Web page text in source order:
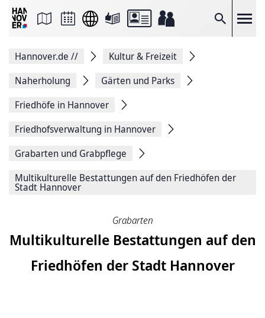
Suche
Seite
Facebook
teilen
Seitenlink
Seite
Hannover.de //
Kultur & Freizeit
Naherholung
Gärten und Parks
Friedhöfe in Hannover
Friedhofsverwaltung in Hannover
Grabarten und Grabpflege
Multikulturelle Bestattungen auf den Friedhöfen der
Stadt Hannover
Grabarten
Multikulturelle Bestattungen auf den
Friedhöfen der Stadt Hannover